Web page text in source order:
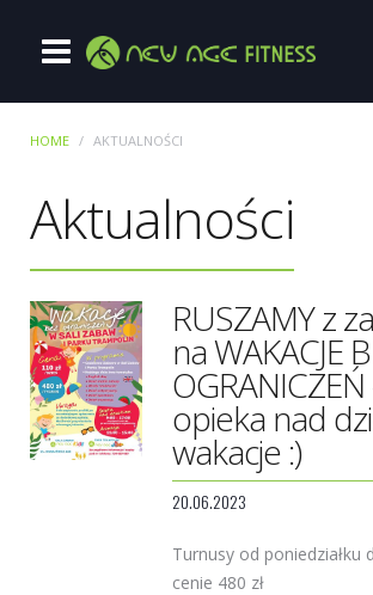
HOME AKTUALNOŚCI
Aktualności
RUSZAMY z
na WAKACJE
OGRANICZEŃ
opieka nad
wakacje :)
20.06.2023
Turnusy od poniedziałku
cenie 480 zł